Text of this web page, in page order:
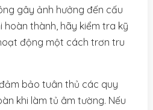
gây ảnh hưởng đến cấu
hoàn thành, hãy kiểm tra kỹ
động một cách trơn tru
bảo tuân thủ các quy
khi làm tủ âm tường. Nếu